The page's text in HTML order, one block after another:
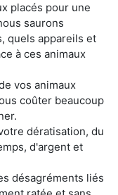
placés pour une
saurons
quels appareils et
à ces animaux
vos animaux
coûter beaucoup
dératisation, du
d'argent et
désagréments liés